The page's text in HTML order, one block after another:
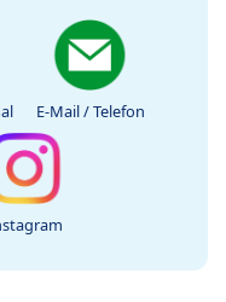
E-Mail / Telefon